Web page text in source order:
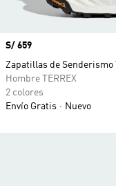
Precio
S/ 659
Zapatillas de Senderismo
Hombre TERREX
2 colores
Envío Gratis
Nuevo